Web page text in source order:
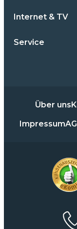
Internet & TV
Service
Über uns
Impressum